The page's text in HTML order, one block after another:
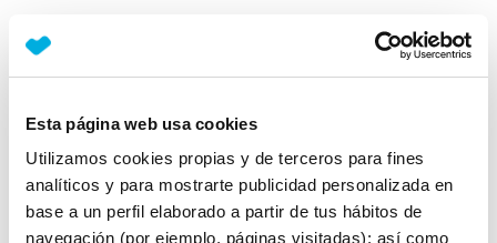
Esta página web usa cookies
Utilizamos cookies propias y de terceros para fines
analíticos y para mostrarte publicidad personalizada en
base a un perfil elaborado a partir de tus hábitos de
navegación (por ejemplo, páginas visitadas); así como
Detalles destacados
Faros Matrix LED
Faros antiniebla LED con función cornering
Luces de lectura LED delanteras con activación táctil